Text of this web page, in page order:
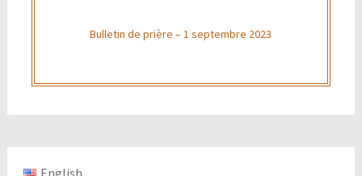
Bulletin de prière – 1 septembre 2023